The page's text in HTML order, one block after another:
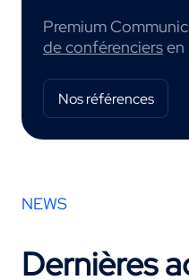
Premium
de conférenciersen
Nos références
NEWS
Dernières